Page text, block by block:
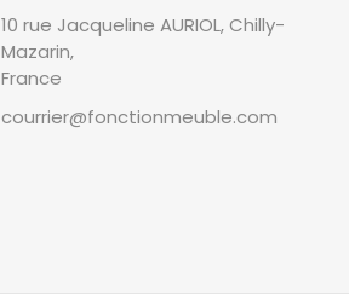
10 rue Jacqueline AURIOL, Chilly-
Mazarin,
France
courrier@fonctionmeuble.com